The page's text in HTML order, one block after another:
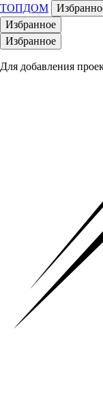
ТОПДОМ
Избранное
Избранное
Для добавления